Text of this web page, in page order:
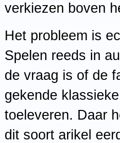
verkiezen boven
Het probleem is
Spelen reeds in
de vraag is of de
gekende
toeleveren. Daar
dit soort arikel